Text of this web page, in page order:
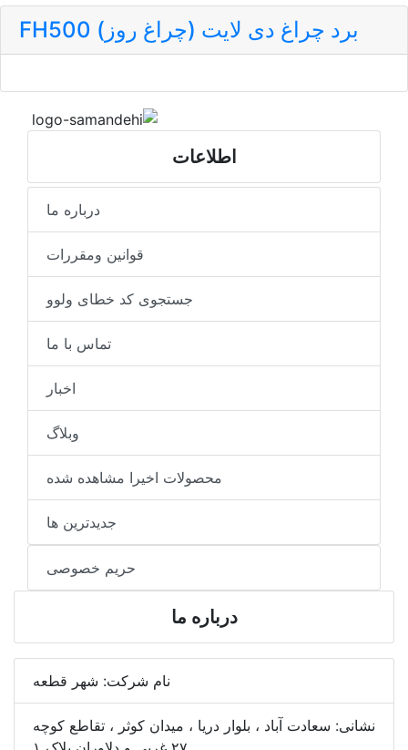
برد چراغ دی لایت (چراغ روز) FH500
اطلاعات
درباره ما
قوانین ومقررات
جستجوی کد خطای ولوو
تماس با ما
اخبار
وبلاگ
محصولات اخیرا مشاهده شده
جدیدترین ها
حریم خصوصی
درباره ما
نام شرکت: شهر قطعه
نشانی: سعادت آباد ، بلوار دریا ، میدان کوثر ، تقاطع کوچه